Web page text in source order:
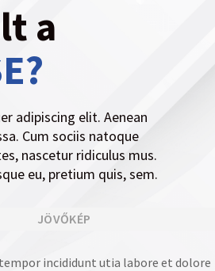
a
adipiscing elit. Aenean
Cum sociis natoque
nascetur ridiculus mus.
eu, pretium quis, sem.
JÖVŐKÉP
incididunt utia labore et dolore